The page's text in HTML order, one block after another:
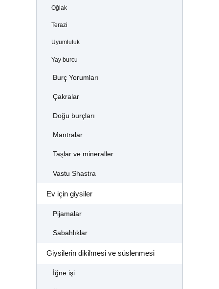
Oğlak
Terazi
Uyumluluk
Yay burcu
Burç Yorumları
Çakralar
Doğu burçları
Mantralar
Taşlar ve mineraller
Vastu Shastra
Ev için giysiler
Pijamalar
Sabahlıklar
Giysilerin dikilmesi ve süslenmesi
İğne işi